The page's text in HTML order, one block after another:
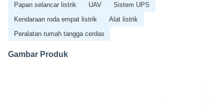
Papan selancar listrik
UAV
Sistem UPS
Kendaraan roda empat listrik
Alat listrik
Peralatan rumah tangga cerdas
Gambar Produk